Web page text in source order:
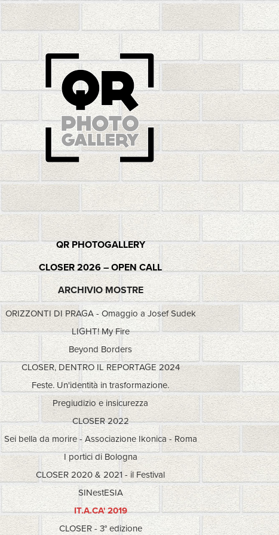
QR PHOTOGALLERY
CLOSER 2026 – OPEN CALL
ARCHIVIO MOSTRE
ORIZZONTI DI PRAGA - Omaggio a Josef Sudek
LIGHT! My Fire
Beyond Borders
CLOSER, DENTRO IL REPORTAGE 2024
Feste. Un'identità in trasformazione.
Pregiudizio e insicurezza
CLOSER 2022
Sei bella da morire - Associazione Ikonica - Roma
I portici di Bologna
CLOSER 2020 & 2021 - il Festival
SINestESIA
IT.A.CA' 2019
CLOSER - 3° edizione